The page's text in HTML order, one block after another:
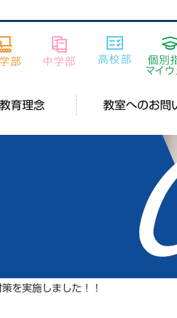
育理念 教室へのお問
を実施しました！！